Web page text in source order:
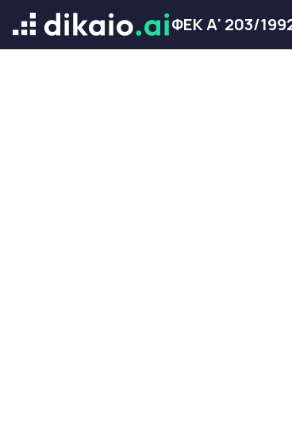
ΦΕΚ Α' 203/